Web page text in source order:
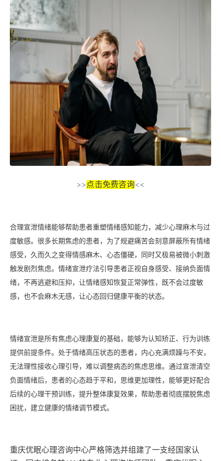
>>点击免费咨询<<
合理宣泄情绪能够帮助患者重塑情绪感知能力，减少心理麻木与过
度敏感。很多长期焦虑的患者，为了规避痛苦会刻意屏蔽所有情绪
感受，久而久之变得情感麻木、心态僵硬，同时又极易被微小刺激
触发剧烈焦虑。情绪宣泄疗法引导患者正视自身感受、接纳负面情
绪，不再逃避和压抑，让情绪感知恢复正常弹性，既不会过度敏
感，也不会麻木无感，让心态回归健康平衡的状态。
情绪宣泄是所有焦虑心理康复的基础，能够为认知矫正、行为训练
提供前提条件。处于情绪高压状态的患者，内心充满烦躁与不安，
无法理性接收心理引导，难以调整病态的焦虑思维。通过宣泄清空
负面情绪后，患者的心态趋于平和，思维更加理性，能够更好配合
后续的心理干预训练，提升整体康复效果，帮助患者彻底摆脱焦虑
困扰，建立健康的情绪调节模式。
重庆优眠心理咨询中心严格筛选并组建了一支经国家认